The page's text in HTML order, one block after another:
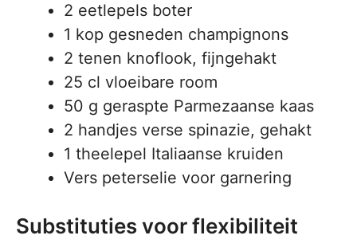
2 eetlepels boter
1 kop gesneden champignons
2 tenen knoflook, fijngehakt
25 cl vloeibare room
50 g geraspte Parmezaanse kaas
2 handjes verse spinazie, gehakt
1 theelepel Italiaanse kruiden
Vers peterselie voor garnering
Substituties voor flexibiliteit